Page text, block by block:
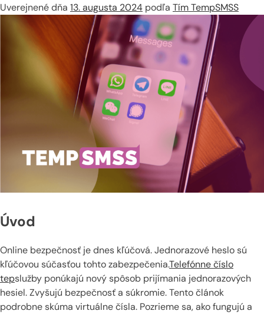
Uverejnené dňa 13. augusta 2024 podľa Tím TempSMSS
Úvod
Online bezpečnosť je dnes kľúčová. Jednorazové heslo sú
kľúčovou súčasťou tohto zabezpečenia.Telefónne číslo
tepslužby ponúkajú nový spôsob prijímania jednorazových
hesiel. Zvyšujú bezpečnosť a súkromie. Tento článok
podrobne skúma virtuálne čísla. Pozrieme sa, ako fungujú a